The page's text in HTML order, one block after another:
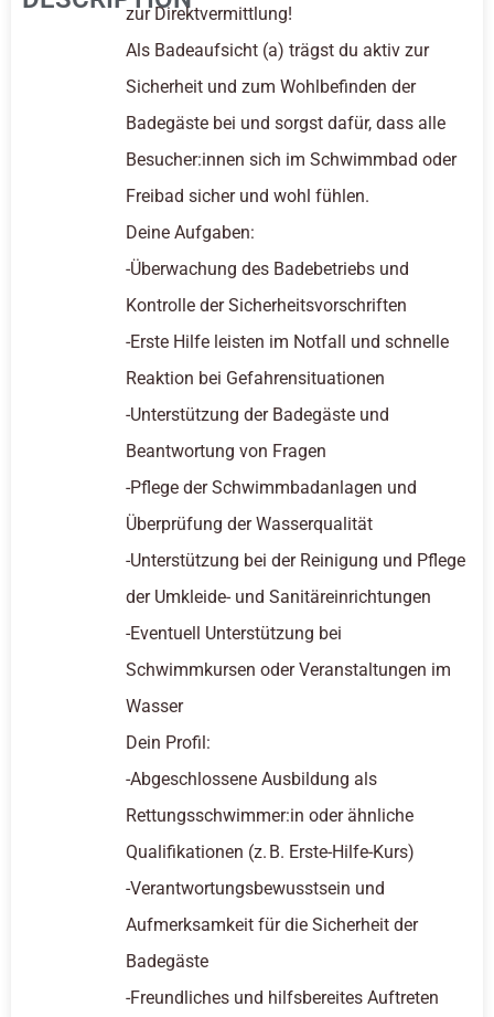
zur Direktvermittlung!
Als Badeaufsicht (a) trägst du aktiv zur
Sicherheit und zum Wohlbefinden der
Badegäste bei und sorgst dafür, dass alle
Besucher:innen sich im Schwimmbad oder
Freibad sicher und wohl fühlen.
Deine Aufgaben:
-Überwachung des Badebetriebs und
Kontrolle der Sicherheitsvorschriften
-Erste Hilfe leisten im Notfall und schnelle
Reaktion bei Gefahrensituationen
-Unterstützung der Badegäste und
Beantwortung von Fragen
-Pflege der Schwimmbadanlagen und
Überprüfung der Wasserqualität
-Unterstützung bei der Reinigung und Pflege
der Umkleide- und Sanitäreinrichtungen
-Eventuell Unterstützung bei
Schwimmkursen oder Veranstaltungen im
Wasser
Dein Profil:
-Abgeschlossene Ausbildung als
Rettungsschwimmer:in oder ähnliche
Qualifikationen (z. B. Erste-Hilfe-Kurs)
-Verantwortungsbewusstsein und
Aufmerksamkeit für die Sicherheit der
Badegäste
-Freundliches und hilfsbereites Auftreten